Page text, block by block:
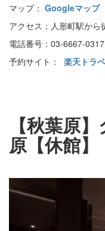
マップ： Googleマップ
アクセス：人形町駅から
電話番号：03-6667-0317
予約サイト： 楽天トラ
【秋葉原
原【休館】